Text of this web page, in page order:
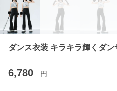
ダンス衣装 キラキラ輝くダ
6,780 円